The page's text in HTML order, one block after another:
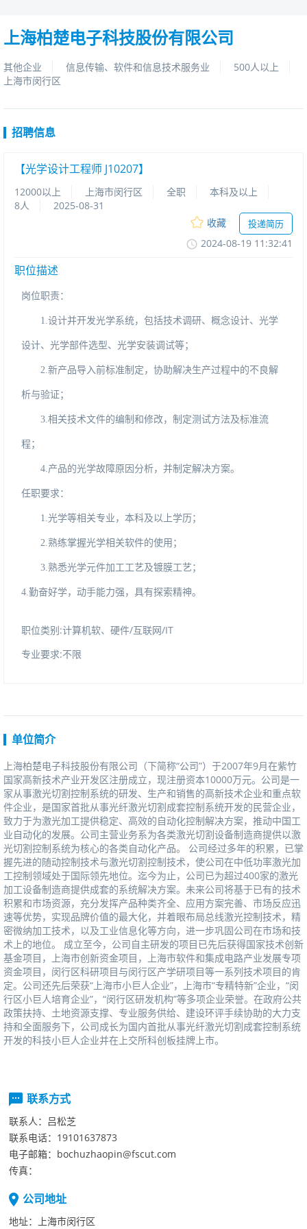
上海柏楚电子科技股份有限公司
其他企业 信息传输、软件和信息技术服务业
500人以上
上海市闵行区
招聘信息
【光学设计工程师J10207】
12000以上 上海市闵行区 全职
本科及以上
8人
2025-08-31
收藏
投递简历
2024-08-1911:32:41
职位描述
岗位职责：
1.设计并开发光学系统，包括技术调研、概念设计、光学
设计、光学部件选型、光学安装调试等；
2.新产品导入前标准制定，协助解决生产过程中的不良解
析与验证 ；
3.相关技术文件的编制和修改，制定测试方法及标准流
程 ；
4.产品的光学故障原因分析，并制定解决方案。
任职要求：
1.光学等相关专业，本科及以上学历；
2.熟练掌握光学相关软件的使用；
3.熟悉光学元件加工工艺及镀膜工艺；
4.勤奋好学，动手能力强，具有探索精神。
职位类别:计算机软、硬件/互联网/IT
专业要求:不限
单位简介
上海柏楚电子科技股份有限公司（下简称“公司”）于2007年9月在紫竹
国家高新技术产业开发区注册成立，现注册资本10000万元。公司是一
家从事激光切割控制系统的研发、生产和销售的高新技术企业和重点软
件企业，是国家首批从事光纤激光切割成套控制系统开发的民营企业，
致力于为激光加工提供稳定、高效的自动化控制解决方案，推动中国工
业自动化的发展。公司主营业务系为各类激光切割设备制造商提供以激
光切割控制系统为核心的各类自动化产品。公司经过多年的积累，已掌
握先进的随动控制技术与激光切割控制技术，使公司在中低功率激光加
工控制领域处于国际领先地位。迄今为止，公司已为超过400家的激光
加工设备制造商提供成套的系统解决方案。未来公司将基于已有的技术
积累和市场资源，充分发挥产品种类齐全、应用方案完善、市场反应迅
速等优势，实现品牌价值的最大化，并着眼布局总线激光控制技术，精
密微纳加工技术，以及工业信息化等方向，进一步巩固公司在市场和技
术上的地位。成立至今，公司自主研发的项目已先后获得国家技术创新
基金项目，上海市创新资金项目，上海市软件和集成电路产业发展专项
资金项目，闵行区科研项目与闵行区产学研项目等一系列技术项目的肯
定。公司还先后荣获“上海市小巨人企业”，上海市“专精特新”企业，“闵
行区小巨人培育企业”，“闵行区研发机构”等多项企业荣誉。在政府公共
政策扶持、土地资源支撑、专业服务供给、建设环评手续协助的大力支
持和全面服务下，公司成长为国内首批从事光纤激光切割成套控制系统
开发的科技小巨人企业并在上交所科创板挂牌上市。
联系方式
联系人： 吕松芝
联系电话： 19101637873
电子邮箱： bochuzhaopin@fscut.com
传真：
公司地址
地址： 上海市闵行区